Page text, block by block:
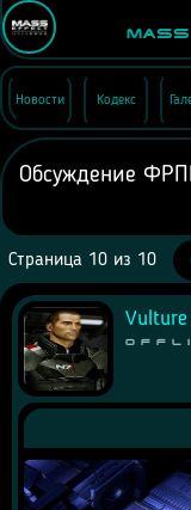
Новости Кодекс
Обсуждение
Страница 10 из 10
Vulture